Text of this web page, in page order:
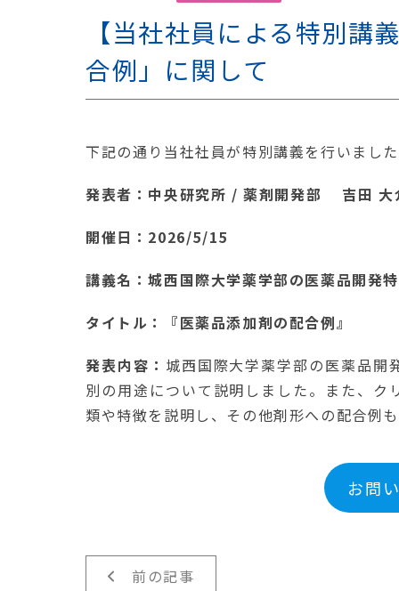
【当社社員による特別講
合例」に関して
下記の通り当社社員が特別講義を行いまし
発表者：中央研究所 / 薬剤開発部 吉田 大
開催日：2026/5/15
講義名：城西国際大学薬学部の医薬品開発
タイトル：『医薬品添加剤の配合例』
発表内容： 城西国際大学薬学部の医薬品開
別の用途について説明しました。また、
類や特徴を説明し、その他剤形への配合例
お問
前の記事